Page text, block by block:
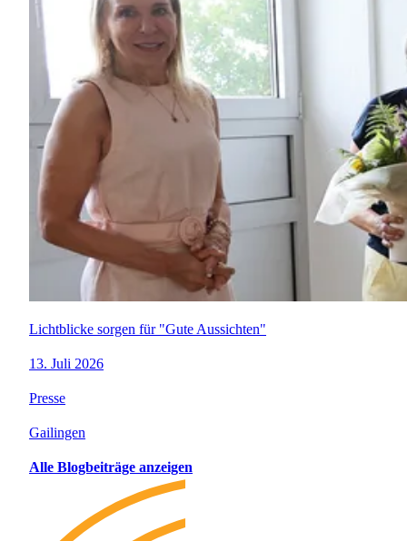
Lichtblicke sorgen für "Gute Aussichten"
13. Juli 2026
Presse
Gailingen
Alle Blogbeiträge anzeigen